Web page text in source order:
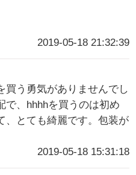
2019-05-18 21:32:39
買う勇気がありませんでし
で、hhhhを買うのは初め
、とても綺麗です。包装が
2019-05-18 15:31:18